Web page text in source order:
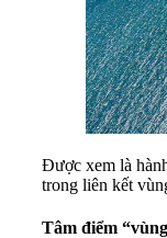
Được xem là
trong liên kết
Tâm điểm